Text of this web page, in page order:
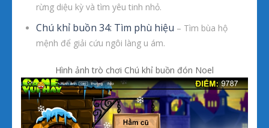
rừng diệu kỳ và tìm yêu tinh nhỏ.
Chú khỉ buồn 34: Tìm phù hiệu – Tìm bùa hộ
mệnh để giải cứu ngôi làng u ám.
Hình ảnh trò chơi Chú khỉ buồn đón Noel